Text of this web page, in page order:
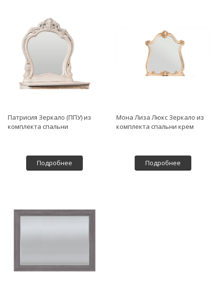
Патрисия Зеркало (ППУ) из
комплекта спальни
Подробнее
Мона Лиза Люкс Зеркало из
комплекта спальни крем
Подробнее